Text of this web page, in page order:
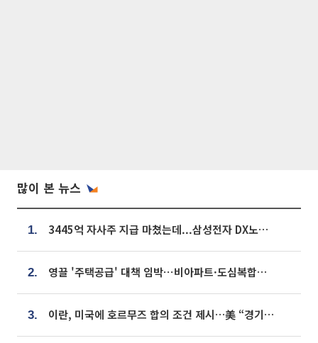
많이 본 뉴스
1. 3445억 자사주 지급 마쳤는데...삼성전자 DX노조, 뒤늦은 '떼쓰기 집회'
2. 영끌 '주택공급' 대책 임박⋯비아파트·도심복합까지 총동원
3. 이란, 미국에 호르무즈 합의 조건 제시…美 “경기 아직 안 끝나” [종합]